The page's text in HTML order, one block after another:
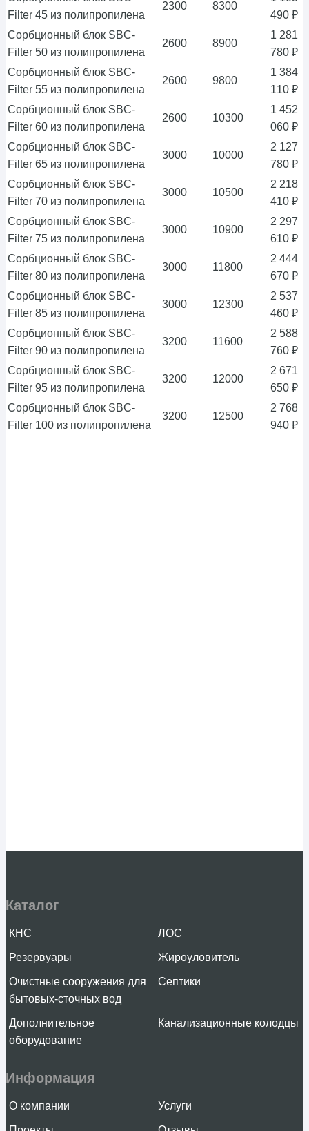
Filter 45 из полипропилена
2300 8300
490 ₽
Сорбционный блок SBC-
Filter 50 из полипропилена
2600 8900
1 281
780 ₽
Сорбционный блок SBC-
Filter 55 из полипропилена
2600 9800
1 384
110 ₽
Сорбционный блок SBC-
Filter 60 из полипропилена
2600 10300
1 452
060 ₽
Сорбционный блок SBC-
Filter 65 из полипропилена
3000 10000
2 127
780 ₽
Сорбционный блок SBC-
Filter 70 из полипропилена
3000 10500
2 218
410 ₽
Сорбционный блок SBC-
Filter 75 из полипропилена
3000 10900
2 297
610 ₽
Сорбционный блок SBC-
Filter 80 из полипропилена
3000 11800
2 444
670 ₽
Сорбционный блок SBC-
Filter 85 из полипропилена
3000 12300
2 537
460 ₽
Сорбционный блок SBC-
Filter 90 из полипропилена
3200 11600
2 588
760 ₽
Сорбционный блок SBC-
Filter 95 из полипропилена
3200 12000
2 671
650 ₽
Сорбционный блок SBC-
Filter 100 из полипропилена
3200 12500
2 768
940 ₽
Каталог
КНС ЛОС
Резервуары Жироуловитель
Очистные сооружения для
бытовых-сточных вод
Септики
Дополнительное
оборудование
Канализационные колодцы
Информация
О компании Услуги